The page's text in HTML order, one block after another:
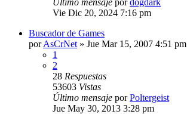
Vie Dic 20, 2024 7:16 pm
Buscador de Games
porAsCrNet » Jue Mar 15, 2007 4:51 pm
1
2
28 Respuestas
53603 Vistas
Último mensaje porPoltergeist
Jue May 30, 2013 3:28 pm